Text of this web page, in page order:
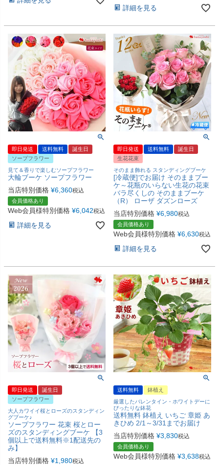
詳細を見る
即日発送 送料無料
誕生日
ソープフラワー
見て＆香りで楽しむソープフラワー
大輪ブーケ ソープフラワー
当店特別価格 ¥6,360税込
会員価格あり
Web会員様特別価格 ¥6,042税込
詳細を見る
即日発送 送料無料
誕生日
生花花束
そのまま飾れる スタンディングブーケ
[冷蔵便]でお届け そのままブー
ケ～花瓶のいらない生花の花束
バラ尽くしの そのままブーケ
（R） ローザ ダズンローズ
当店特別価格 ¥6,980税込
会員価格あり
Web会員様特別価格 ¥6,630税込
詳細を見る
即日発送
誕生日
ソープフラワー
大人カワイイ桜とローズのスタンディン
グブーケ♪
ソープフラワー 花束 桜とロー
ズのスタンディングブーケ 【3
個以上で送料無料※1配送先の
み】
当店特別価格 ¥1,980税込
送料無料
鉢植え
厳選したバレンタイン・ホワイトデーに
ぴったりな鉢花
送料無料 鉢植え いちご 章姫 あ
きひめ 2/1～3/31までお届け
当店特別価格 ¥3,830税込
会員価格あり
Web会員様特別価格 ¥3,638税込